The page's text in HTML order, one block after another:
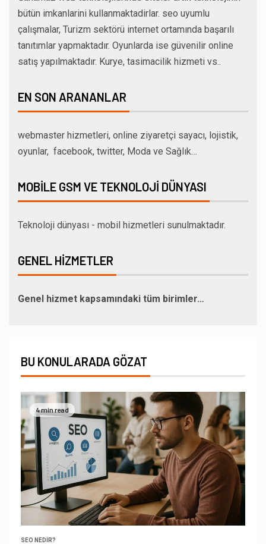
bütün imkanlarini kullanmaktadirlar. seo uyumlu
çalışmalar, Turizm sektörü internet ortamında başarılı
tanıtımlar yapmaktadır. Oyunlarda ise güvenilir online
satış yapılmaktadır. Kurye, tasimacilik hizmeti vs..
EN SON ARANANLAR
webmaster hizmetleri, online ziyaretçi sayacı, lojistik,
oyunlar, facebook, twitter, Moda ve Sağlık…
MOBILE GSM VE TEKNOLOJI DÜNYASI
Teknoloji dünyası - mobil hizmetleri sunulmaktadır.
GENEL HIZMETLER
Genel hizmet kapsamındaki tüm birimler…
BU KONULARADA GÖZAT
4 min read
SEO NEDIR?